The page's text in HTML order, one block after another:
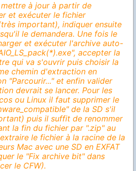
à jour à partir de
et exécuter le fichier
important), indiquer ensuite
le demandera. Une fois le
et exécuter l'archive auto-
accepter la
qui va s'ouvrir puis choisir la
chemin d'extraction en
"Parcourir..." et enfin valider
devrait se lancer. Pour les
ou Linux il faut supprimer le
de la SD s'il
puis il suffit de renommer
la fin du fichier par ".zip" au
le fichier à la racine de la
Mac avec une SD en EXFAT
le "Fix archive bit" dans
le CFW).